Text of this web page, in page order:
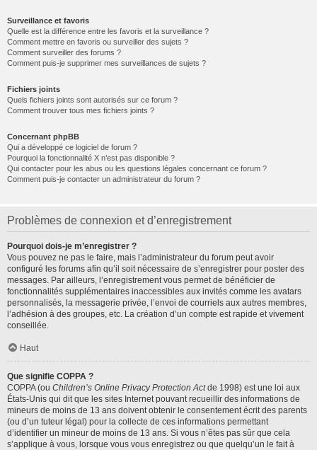
Surveillance et favoris
Quelle est la différence entre les favoris et la surveillance ?
Comment mettre en favoris ou surveiller des sujets ?
Comment surveiller des forums ?
Comment puis-je supprimer mes surveillances de sujets ?
Fichiers joints
Quels fichiers joints sont autorisés sur ce forum ?
Comment trouver tous mes fichiers joints ?
Concernant phpBB
Qui a développé ce logiciel de forum ?
Pourquoi la fonctionnalité X n’est pas disponible ?
Qui contacter pour les abus ou les questions légales concernant ce forum ?
Comment puis-je contacter un administrateur du forum ?
Problèmes de connexion et d’enregistrement
Pourquoi dois-je m’enregistrer ?
Vous pouvez ne pas le faire, mais l’administrateur du forum peut avoir
configuré les forums afin qu’il soit nécessaire de s’enregistrer pour poster des
messages. Par ailleurs, l’enregistrement vous permet de bénéficier de
fonctionnalités supplémentaires inaccessibles aux invités comme les avatars
personnalisés, la messagerie privée, l’envoi de courriels aux autres membres,
l’adhésion à des groupes, etc. La création d’un compte est rapide et vivement
conseillée.
Haut
Que signifie COPPA ?
COPPA (ou Children’s Online Privacy Protection Actde 1998) est une loi aux
États-Unis qui dit que les sites Internet pouvant recueillir des informations de
mineurs de moins de 13 ans doivent obtenir le consentement écrit des parents
(ou d’un tuteur légal) pour la collecte de ces informations permettant
d’identifier un mineur de moins de 13 ans. Si vous n’êtes pas sûr que cela
s’applique à vous, lorsque vous vous enregistrez ou que quelqu’un le fait à